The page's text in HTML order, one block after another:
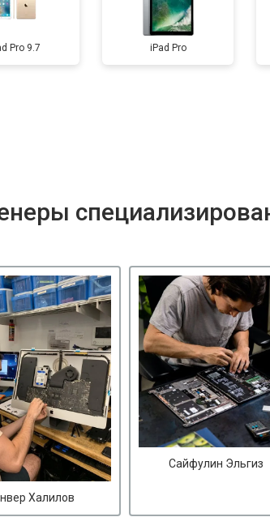
Pro 9.7 iPad Pro
Халилов
Сайфулин Эльгиз